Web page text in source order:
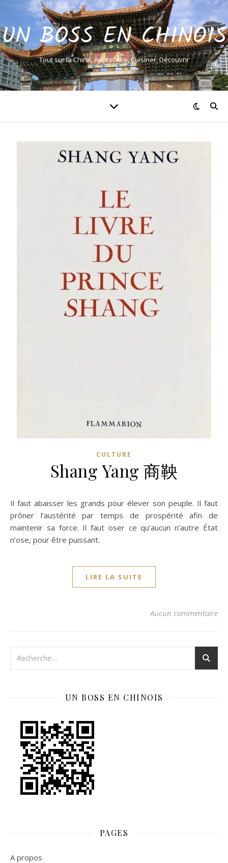
UN BOSS EN CHINOIS
Tout sur la Chine, Apprendre, Cuisiner, Découvrir
CULTURE
Shang Yang 商鞅
Il faut abaisser les grands pour élever son peuple. Il faut
prôner l’austérité par temps de prospérité afin de
maintenir sa force. Il faut oser ce qu’aucun n’autre État
n’ose, pour être puissant.
LIRE LA SUITE
Aucun commentaire
UN BOSS EN CHINOIS
PAGES
A propos